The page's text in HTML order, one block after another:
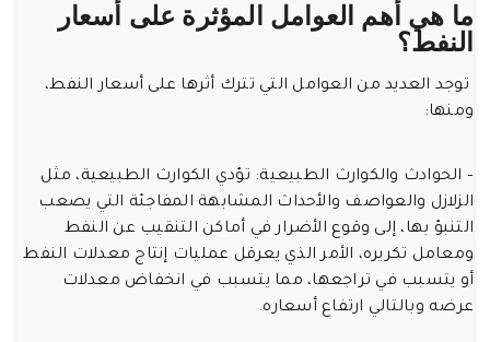
ما هي أهم العوامل المؤثرة على أسعار
النفط؟
توجد العديد من العوامل التي تترك أثرها على أسعار النفط،
ومنها:
– الحوادث والكوارث الطبيعية: تؤدي الكوارث الطبيعية، مثل
الزلازل والعواصف والأحداث المشابهة المفاجئة التي يصعب
التنبؤ بها، إلى وقوع الأضرار في أماكن التنقيب عن النفط
ومعامل تكريره، الأمر الذي يعرقل عمليات إنتاج معدلات النفط
أو يتسبب في تراجعها، مما يتسبب في انخفاض معدلات
عرضه وبالتالي ارتفاع أسعاره.